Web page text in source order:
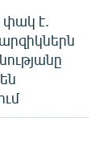
փակ է.